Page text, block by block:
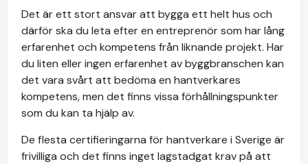
Det är ett stort ansvar att bygga ett helt hus och
därför ska du leta efter en entreprenör som har lång
erfarenhet och kompetens från liknande projekt. Har
du liten eller ingen erfarenhet av byggbranschen kan
det vara svårt att bedöma en hantverkares
kompetens, men det finns vissa förhållningspunkter
som du kan ta hjälp av.
De flesta certifieringarna för hantverkare i Sverige är
frivilliga och det finns inget lagstadgat krav på att